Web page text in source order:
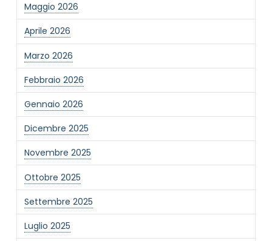
Maggio 2026
Aprile 2026
Marzo 2026
Febbraio 2026
Gennaio 2026
Dicembre 2025
Novembre 2025
Ottobre 2025
Settembre 2025
Luglio 2025